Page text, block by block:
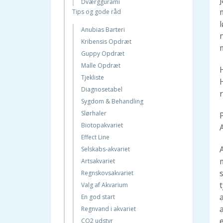
Bayvantic® Vet
Skovflåten
Om Hunden
Bliv set i mørket
Hundefoder
Lopper
Sundhed og sygdom
Daglig pleje
Opdragelse
Hvalpen flytter ind
Køb af hund
Hundeadfærd
Kattebakker og kattegrus
Hvorfor killingefoder?
Kattens jagt
På ferie med katten
Kattefoder
Er det en han eller hun kat?
Løbetid
FELIWAY®
Skovflåten
Kattesand
Kattens historie
Lopper, kattens plageånder
Sundhed og sygdom
Mad & Ernæring
Den daglige pleje
Killingen flytter ind
Inden afhentning
Køb af kat
Kattetips
Dværggurami
Discosfisk
Congotetra
Citron-Tetra
Aphyosemion Australe
Aequidens Pulcher
Tips og gode råd
Anubias Barteri
Kribensis Opdræt
Guppy Opdræt
Malle Opdræt
Tjekliste
Diagnosetabel
Sygdom & Behandling
Slørhaler
Biotopakvariet
Effect Line
Selskabs-akvariet
Artsakvariet
Regnskovsakvariet
Valg af Akvarium
En god start
Regnvand i akvariet
CO2 udstyr